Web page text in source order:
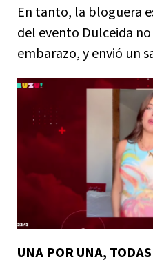
En tanto, la bloguera
del evento Dulceida
embarazo, y envió un
UNA POR UNA,